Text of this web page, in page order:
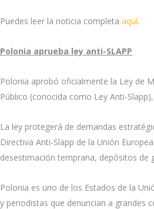
Puedes leer la noticia completa aquí.
Polonia aprueba ley anti-SLAPP
Polonia aprobó oficialmente la Ley de
Público (conocida como Ley Anti-
La ley protegerá de demandas
Directiva Anti-Slapp de la Unión
desestimación temprana, depósitos de
Polonia es uno de los Estados de la
y periodistas que denuncian a grandes